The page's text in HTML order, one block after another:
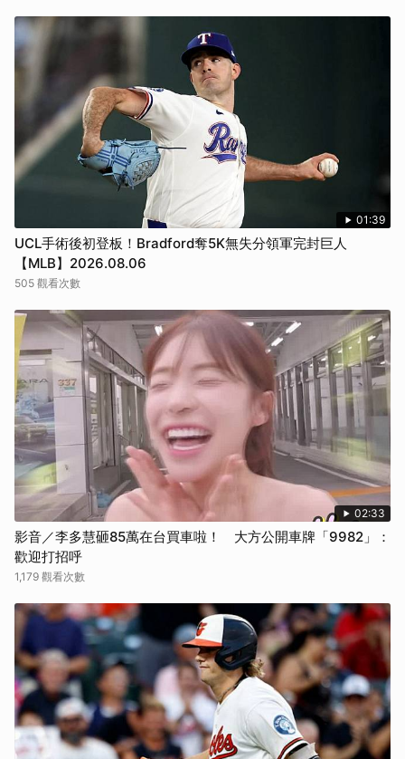
01:39
UCL手術後初登板！Bradford奪5K無失分領軍完封巨人
【MLB】2026.08.06
505 觀看次數
02:33
影音／李多慧砸85萬在台買車啦！ 大方公開車牌「9982」：
歡迎打招呼
1,179 觀看次數